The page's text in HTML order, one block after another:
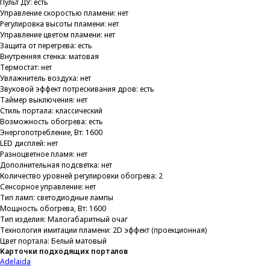
Пульт ДУ: есть
Управление скоростью пламени: нет
Регулировка высоты пламени: нет
Управление цветом пламени: нет
Защита от перегрева: есть
Внутренняя стенка: матовая
Термостат: нет
Увлажнитель воздуха: нет
Звуковой эффект потрескивания дров: есть
Таймер выключения: нет
Стиль портала: классический
Возможность обогрева: есть
Энергопотребление, Вт: 1600
LED дисплей: нет
Разноцветное пламя: нет
Дополнительная подсветка: нет
Количество уровней регулировки обогрева: 2
Сенсорное управление: нет
Тип ламп: светодиодные лампы
Мощность обогрева, Вт: 1600
Тип изделия: Малогабаритный очаг
Технология имитации пламени: 2D эффект (проекционная)
Цвет портала: Белый матовый
Карточки подходящих порталов
Adelaida